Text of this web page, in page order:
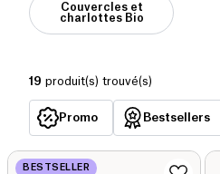
Couvercles et
charlottes Bio
19 produit(s) trouvé(s)
Promo Bestsellers
BESTSELLER